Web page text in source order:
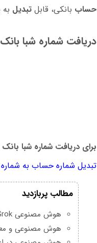
حساب بانکی، قابل تبدیل
دریافت شماره شبا
برای دریافت شماره شبا
تبدیل شماره حساب به شماره
مطالب پربازدید
هوش مصنوعی Grok چیست و چه ویژگی‌هایی دارد؟
هوش مصنوعی و